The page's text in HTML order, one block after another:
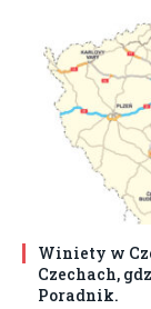
Winiety w
Czechach,
Poradnik.